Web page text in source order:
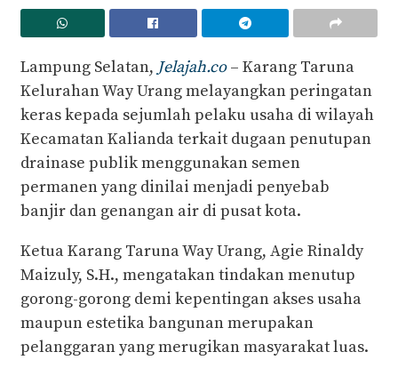
Lampung Selatan, Jelajah.co– Karang Taruna
Kelurahan Way Urang melayangkan peringatan
keras kepada sejumlah pelaku usaha di wilayah
Kecamatan Kalianda terkait dugaan penutupan
drainase publik menggunakan semen
permanen yang dinilai menjadi penyebab
banjir dan genangan air di pusat kota.
Ketua Karang Taruna Way Urang, Agie Rinaldy
Maizuly, S.H., mengatakan tindakan menutup
gorong-gorong demi kepentingan akses usaha
maupun estetika bangunan merupakan
pelanggaran yang merugikan masyarakat luas.